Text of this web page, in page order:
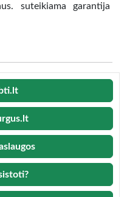
suteikiama garantija